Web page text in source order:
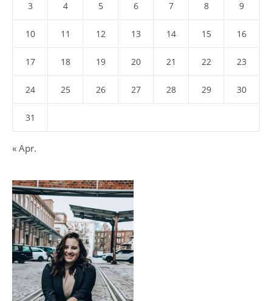
3 4 5 6 7 8 9
10 11 12 13 14 15 16
17 18 19 20 21 22 23
24 25 26 27 28 29 30
31
« Apr.